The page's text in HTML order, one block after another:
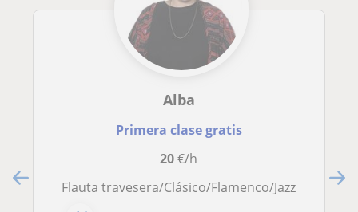
Alba
Primera clase gratis
20€/h
Flauta travesera/Clásico/Flamenco/Jazz